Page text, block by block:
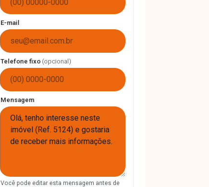
E-mail
Telefone fixo (opcional)
Mensagem
Você pode editar esta mensagem antes de